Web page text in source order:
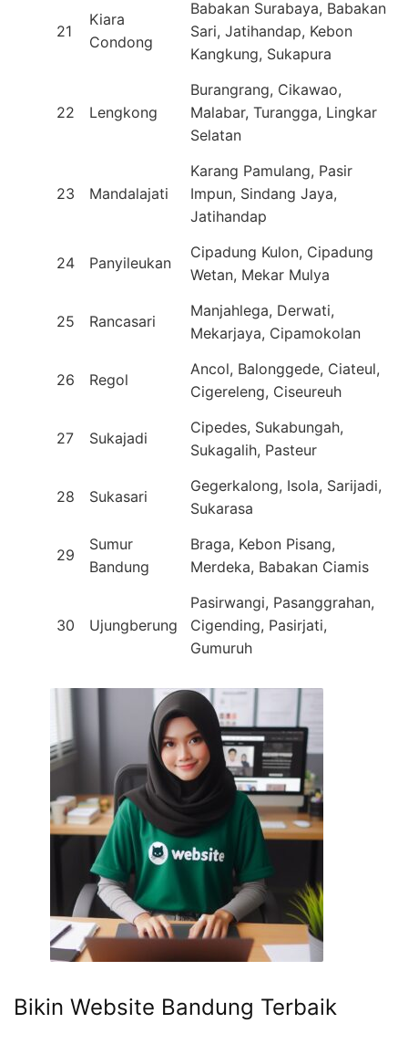
21
Kiara
Condong
Babakan Surabaya, Babakan
Sari, Jatihandap, Kebon
Kangkung, Sukapura
22 Lengkong
Burangrang, Cikawao,
Malabar, Turangga, Lingkar
Selatan
23 Mandalajati
Karang Pamulang, Pasir
Impun, Sindang Jaya,
Jatihandap
24 Panyileukan
Cipadung Kulon, Cipadung
Wetan, Mekar Mulya
25 Rancasari
Manjahlega, Derwati,
Mekarjaya, Cipamokolan
26 Regol
Ancol, Balonggede, Ciateul,
Cigereleng, Ciseureuh
27 Sukajadi
Cipedes, Sukabungah,
Sukagalih, Pasteur
28 Sukasari
Gegerkalong, Isola, Sarijadi,
Sukarasa
29
Sumur
Bandung
Braga, Kebon Pisang,
Merdeka, Babakan Ciamis
30 Ujungberung
Pasirwangi, Pasanggrahan,
Cigending, Pasirjati,
Gumuruh
Bikin Website Bandung Terbaik